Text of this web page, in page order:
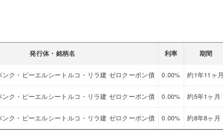
発行体・銘柄名 利率 期間
ク・ピーエルシートルコ・リラ建 ゼロクーポン債 0.00% 約1年11ヶ月
ク・ピーエルシートルコ・リラ建 ゼロクーポン債 0.00% 約5年1ヶ月
ク・ピーエルシートルコ・リラ建 ゼロクーポン債 0.00% 約8年8ヶ月